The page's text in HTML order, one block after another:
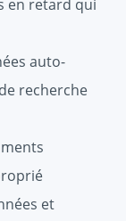
en retard qui
auto-
recherche
et